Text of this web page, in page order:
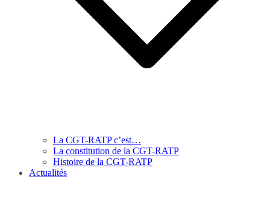
La CGT-RATP c’est…
La constitution de la CGT-RATP
Histoire de la CGT-RATP
Actualités